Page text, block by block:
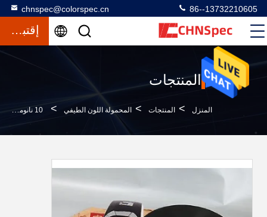
chnspec@colorspec.cn 86--13732210605
إقتباس
المنتجات
المنزل > المنتجات > المحمولة اللون الطيفي > 10 نانومتر الطول الموجي الفاصل الزمني الطيفي اللوني المحمول مع بناء في زاوية مراقبة الكاميرا 2 ° / 10 °